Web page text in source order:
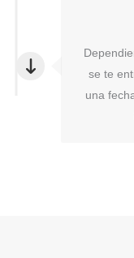
se te
una